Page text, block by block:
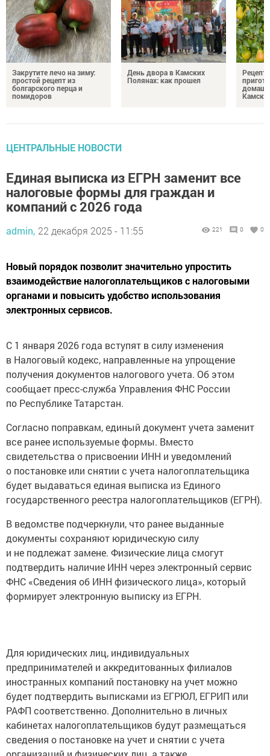
Закрутите лечо на зиму:
простой рецепт из
болгарского перца и
помидоров
День двора в Камских
Полянах: как прошел
ЦЕНТРАЛЬНЫЕ НОВОСТИ
Единая выписка из ЕГРН заменит все
налоговые формы для граждан и
компаний с 2026 года
admin, 22 декабря 2025 - 11:55 221 0 0
Новый порядок позволит значительно упростить
взаимодействие налогоплательщиков с налоговыми
органами и повысить удобство использования
электронных сервисов.
С 1 января 2026 года вступят в силу изменения
в Налоговый кодекс, направленные на упрощение
получения документов налогового учета. Об этом
сообщает пресс-служба Управления ФНС России
по Республике Татарстан.
Согласно поправкам, единый документ учета заменит
все ранее используемые формы. Вместо
свидетельства о присвоении ИНН и уведомлений
о постановке или снятии с учета налогоплательщика
будет выдаваться единая выписка из Единого
государственного реестра налогоплательщиков (ЕГРН).
В ведомстве подчеркнули, что ранее выданные
документы сохраняют юридическую силу
и не подлежат замене. Физические лица смогут
подтвердить наличие ИНН через электронный сервис
ФНС «Сведения об ИНН физического лица», который
формирует электронную выписку из ЕГРН.
Для юридических лиц, индивидуальных
предпринимателей и аккредитованных филиалов
иностранных компаний постановку на учет можно
будет подтвердить выписками из ЕГРЮЛ, ЕГРИП или
РАФП соответственно. Дополнительно в личных
кабинетах налогоплательщиков будут размещаться
сведения о постановке на учет и снятии с учета